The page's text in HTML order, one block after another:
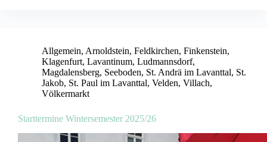
Allgemein, Arnoldstein, Feldkirchen, Finkenstein,
Klagenfurt, Lavantinum, Ludmannsdorf,
Magdalensberg, Seeboden, St. Andrä im Lavanttal, St.
Jakob, St. Paul im Lavanttal, Velden, Villach,
Völkermarkt
Starttermine Wintersemester 2025/26